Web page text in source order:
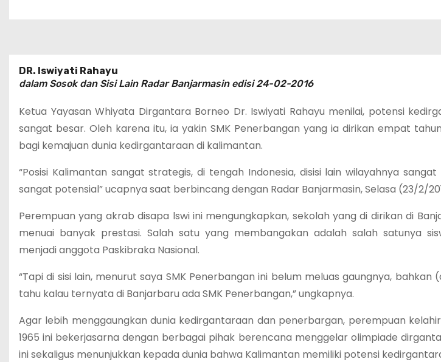
DR. Iswiyati Rahayu
dalam Sosok dan Sisi Lain Radar Banjarmasin edisi 24-02-2016
Ketua Yayasan Whiyata Dirgantara Borneo Dr. Iswiyati Rahayu menilai, potensi
sangat besar. Oleh karena itu, ia yakin SMK Penerbangan yang ia dirikan empat
bagi kemajuan dunia kedirgantaraan di kalimantan.
“Posisi Kalimantan sangat strategis, di tengah Indonesia, disisi lain wilayahnya
sangat potensial” ucapnya saat berbincang dengan Radar Banjarmasin, Selasa (23/2/
Perempuan yang akrab disapa lswi ini mengungkapkan, sekolah yang di dirikan di
menuai banyak prestasi. Salah satu yang membangakan adalah salah satunya
menjadi anggota Paskibraka Nasional.
“Tapi di sisi lain, menurut saya SMK Penerbangan ini belum meluas gaungnya,
tahu kalau ternyata di Banjarbaru ada SMK Penerbangan,” ungkapnya.
Agar lebih menggaungkan dunia kedirgantaraan dan penerbargan, perempuan
1965 ini bekerjasarna dengan berbagai pihak berencana menggelar olimpiade
ini sekaligus menunjukkan kepada dunia bahwa Kalimantan memiliki potensi